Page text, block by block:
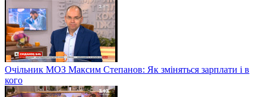
Очільник МОЗ Максим Степанов: Як зміняться зарплати і в
кого